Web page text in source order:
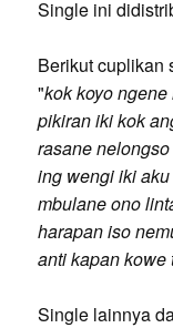
Single ini
Berikut cuplikan
"kok koyo
pikiran iki kok
rasane
ing wengi iki
mbulane ono
harapan iso
anti kapan kowe
Single lainnya